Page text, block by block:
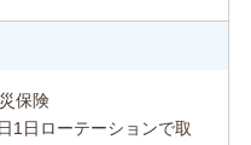
保険
1日ローテーションで取